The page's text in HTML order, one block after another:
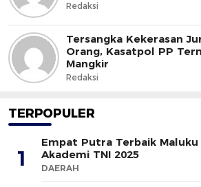
Redaksi
Tersangka Kekerasan
Orang, Kasatpol PP
Mangkir
Redaksi
TERPOPULER
1
Empat Putra Terbaik
Akademi TNI 2025
DAERAH